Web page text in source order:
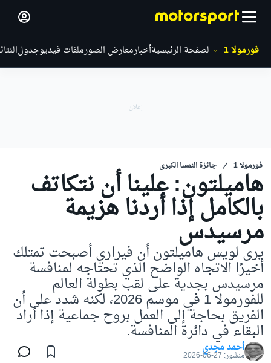
فورمولا 1 الصفحة الرئيسيةأخبارمعارض الصورملفات فيديوجدول
فورمولا 1 جائزة النمسا الكبرى
هاميلتون: علينا أن نتكاتف
بالكامل إذا أردنا هزيمة
مرسيدس
يرى لويس هاميلتون أن فيراري أصبحت تمتلك
أخيرًا الاتجاه الواضح الذي تحتاجه لمنافسة
مرسيدس بجدية على لقب بطولة العالم
للفورمولا 1 في موسم 2026، لكنه شدد على أن
الفريق بحاجة إلى العمل بروح جماعية إذا أراد
البقاء في دائرة المنافسة.
أحمد مجدي
منشور: 27-06-2026